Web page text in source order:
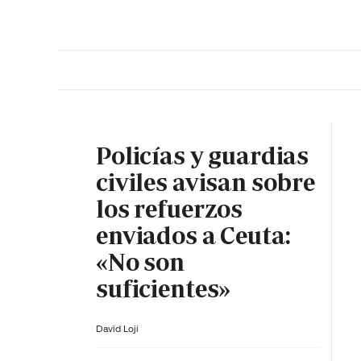
Policías y guardias
civiles avisan sobre
los refuerzos
enviados a Ceuta:
«No son
suficientes»
David Loji